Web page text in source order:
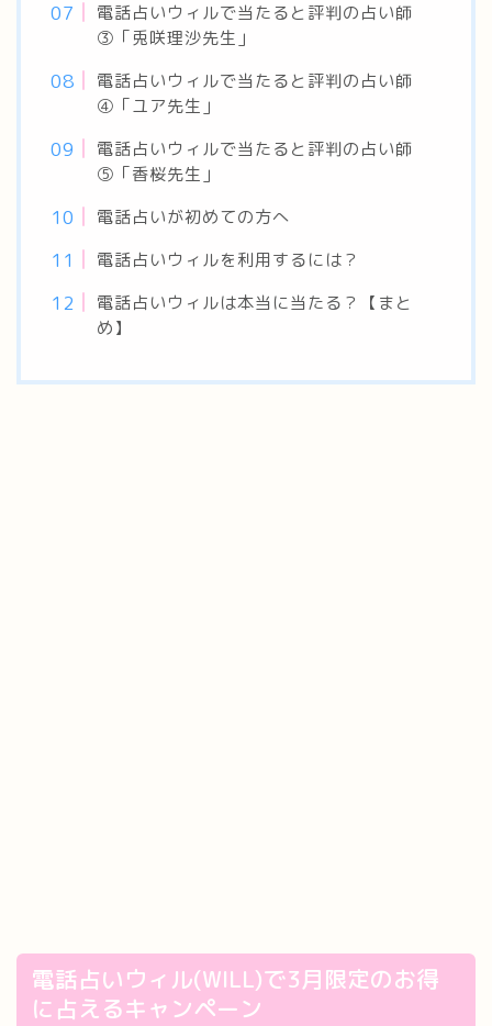
電話占いウィルで当たると評判の占い師
③「兎咲理沙先生」
電話占いウィルで当たると評判の占い師
④「ユア先生」
電話占いウィルで当たると評判の占い師
⑤「香桜先生」
電話占いが初めての方へ
電話占いウィルを利用するには？
電話占いウィルは本当に当たる？【まと
め】
電話占いウィル(WILL)で3月限定のお得
に占えるキャンペーン